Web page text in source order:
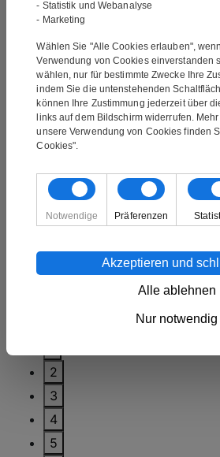
Sie uns unter info@mynewart.at
Bilder von
★★★★★
2
3
4
5
- Statistik und Webanalyse
- Marketing
Wählen Sie "Alle Cookies erlauben",
Verwendung von Cookies einverstanden
wählen, nur für bestimmte Zwecke Ihre
indem Sie die untenstehenden
können Ihre Zustimmung jederzeit über
links auf dem Bildschirm widerrufen.
unsere Verwendung von Cookies finden
Cookies".
Notwendige Präferenzen
Alle ablehnen
Nur notwendig
Akzeptieren und